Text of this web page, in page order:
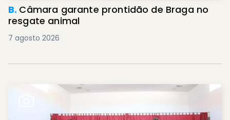
B. Câmara garante prontidão de Braga no
resgate animal
7 agosto 2026